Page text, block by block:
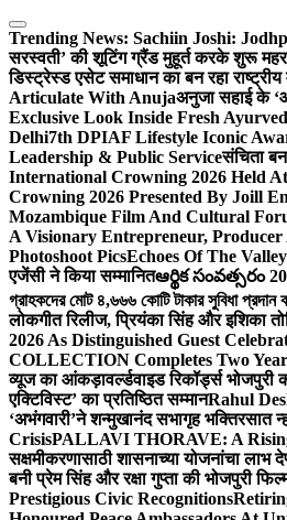
Skip
to
content
Trending News: Sachiin Joshi:
सरस्वती’ की शूटिंग ग्रैंड मुहूर्त करके शुरू
डिस्ट्रेस्ड एसेट समाधान का बन रहा
Articulate With Anujaअनुजा सहाई के
Exclusive Look Inside Fresh
Delhi7th DPIAF Lifestyle Iconic
Leadership & Public Serviceसंचिता
International Crowning 2026 Held
Crowning 2026 Presented By Joill
Mozambique Film And Cultural
A Visionary Entrepreneur,
Photoshoot PicsEchoes Of The
एजेंसी ने किया सम्मानितఆర్థిక సంవత్సరం
গ্রাহকদের মোট ৪,৬৬৬ কোটি টাকার সুবিধা
लोकगीत रिलीज, प्रियंका सिंह और इशिका
2026 As Distinguished Guest
COLLECTION Completes Two
व्यूज का आंकड़ावर्ल्डवाइड रिकॉर्ड्स
एक्टिविस्ट’ का प्रतिष्ठित सम्मानRahul
‘अभंगवारी’ने शन्मुखानंद सभागृह भक्तिरसात
CrisisPALLAVI THORAVE: A
सक्षमीकरणासाठी शासनाच्या योजनांचा लाभ
बनी प्रेम सिंह और रक्षा गुप्ता की भोजपुरी
Prestigious Civic Recognitions